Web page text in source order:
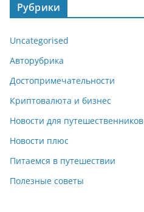
Рубрики
Uncategorised
Авторубрика
Достопримечательности
Криптовалюта и бизнес
Новости для путешественников
Новости плюс
Питаемся в путешествии
Полезные советы